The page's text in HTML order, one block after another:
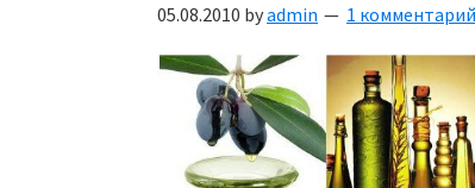
05.08.2010 byadmin 1 комментарий